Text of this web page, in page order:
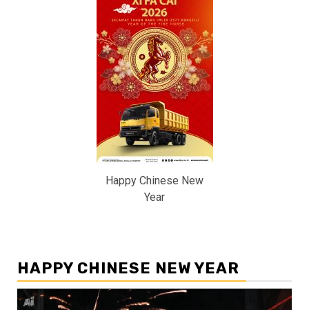
Happy Chinese New
Year
HAPPY CHINESE NEW YEAR
Pemutar